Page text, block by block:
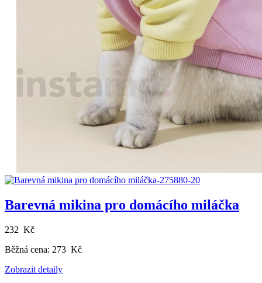
Barevná mikina pro domácího miláčka
232 Kč
Běžná cena: 273 Kč
Zobrazit detaily